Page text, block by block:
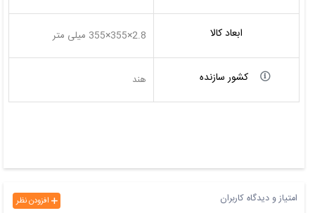
ابعاد کالا 2.8×355×355 میلی متر
کشور سازنده هند
امتیاز و دیدگاه کاربران افزودن نظر